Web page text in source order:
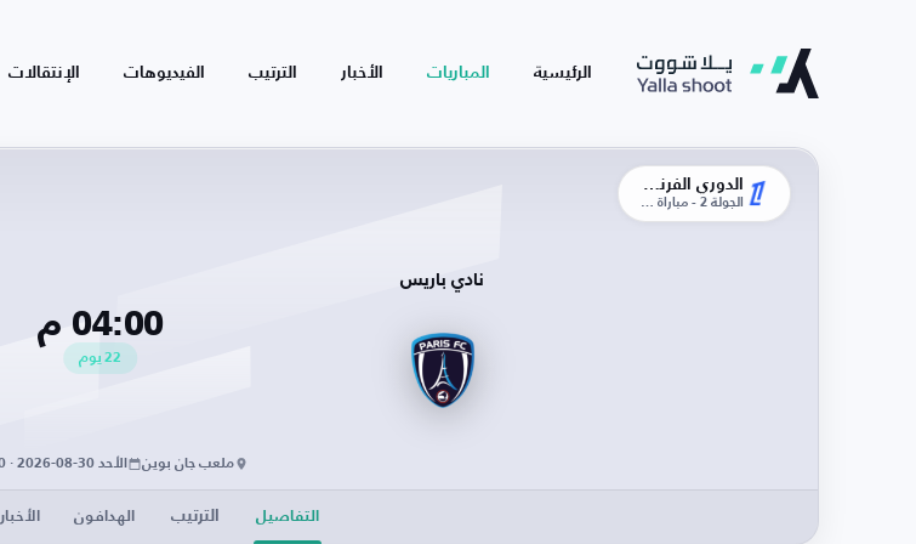
الرئيسية المباريات الأخبار الترتيب الفيديوهات الإنتقالات
الجولة 2 - مباراة الذهاب
نادي باريس
04:00 م
22 يوم
ملعب جان بوين الأحد 30-08-2026 · 04:00 م
التفاصيل الترتيب الهدافون الأخبار